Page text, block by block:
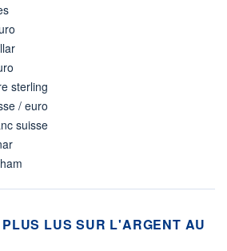
sterling
/ euro
suisse
LUS SUR L'ARGENT AU